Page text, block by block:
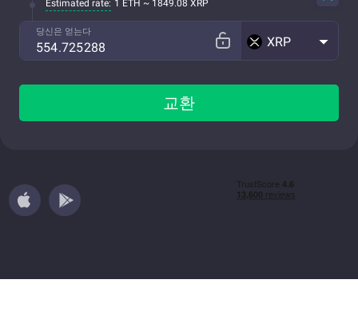
Estimated rate: 1 ETH ~ 1849.08 XRP
당신은 얻는다
XRP
교환